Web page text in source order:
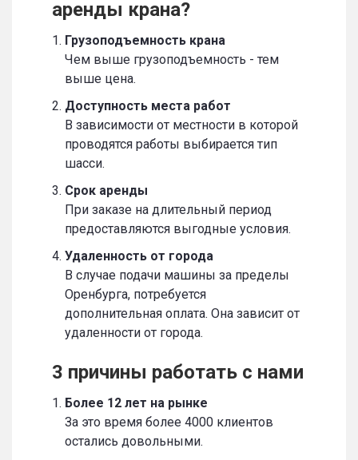
аренды крана?
Грузоподъемность крана
Чем выше грузоподъемность - тем
выше цена.
Доступность места работ
В зависимости от местности в которой
проводятся работы выбирается тип
шасси.
Срок аренды
При заказе на длительный период
предоставляются выгодные условия.
Удаленность от города
В случае подачи машины за пределы
Оренбурга, потребуется
дополнительная оплата. Она зависит от
удаленности от города.
3 причины работать с нами
Более 12 лет на рынке
За это время более 4000 клиентов
остались довольными.